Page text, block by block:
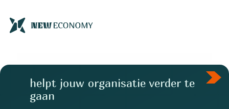
helpt jouw organisatie verder te
gaan